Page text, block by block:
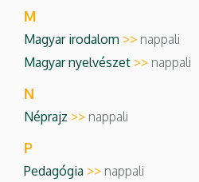
M
Magyar irodalom >> nappali
Magyar nyelvészet >> nappali
N
Néprajz >> nappali
P
Pedagógia >> nappali